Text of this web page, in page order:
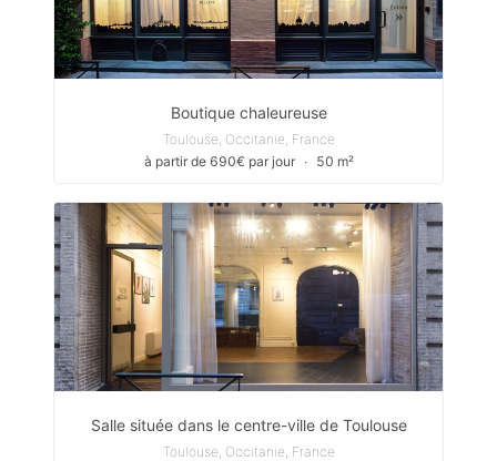
Boutique chaleureuse
Toulouse, Occitanie, France
à partir de 690€ par jour
∙ 50 m²
Salle située dans le centre-ville de Toulouse
Toulouse, Occitanie, France